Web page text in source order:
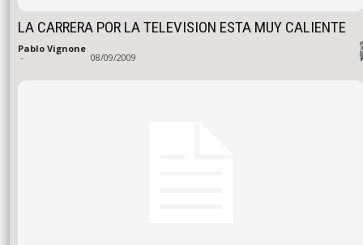
LA CARRERA POR LA TELEVISION ESTA MUY CALIENTE
Pablo Vignone
- 08/09/2009